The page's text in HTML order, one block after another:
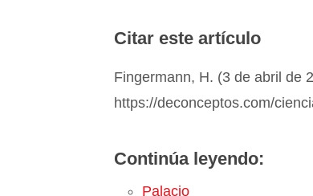
Citar este artículo
Fingermann, H. (3 de abril de
https://deconceptos.com/
Continúa leyendo:
Palacio